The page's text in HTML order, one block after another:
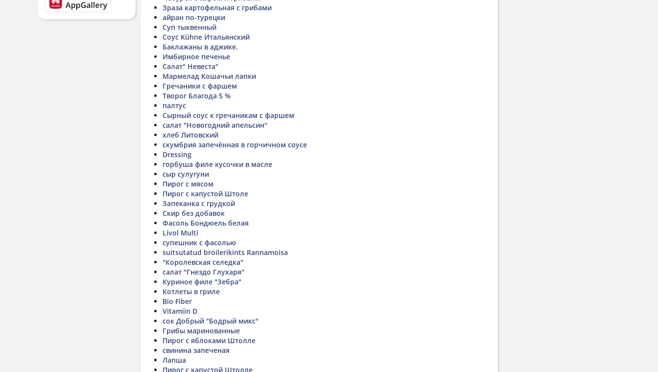
Зраза картофельная с грибами
айран по-турецки
Суп тыквенный
Соус Kühne Итальянский
Баклажаны в аджике.
Имбирное печенье
Салат" Невеста"
Мармелад Кошачьи лапки
Гречаники с фаршем
Творог Благода 5 %
палтус
Сырный соус к гречаникам с фаршем
салат "Новогодний апельсин"
хлеб Литовский
скумбрия запечённая в горчичном соусе
Dressing
горбуша филе кусочки в масле
сыр сулугуни
Пирог с мясом
Пирог с капустой Штоле
Запеканка с грудкой
Скир без добавок
Фасоль Бондюель белая
Livol Multi
супешник с фасолью
suitsutatud broilerikints Rannamoisa
"Королевская селедка"
салат "Гнездо Глухаря"
Куриное филе "Зебра"
Котлеты в гриле
Bio Fiber
Vitamiin D
сок Добрый "Бодрый микс"
Грибы маринованные
Пирог с яблоками Штолле
свинина запеченая
Лапша
Пирог с капустой Штолле